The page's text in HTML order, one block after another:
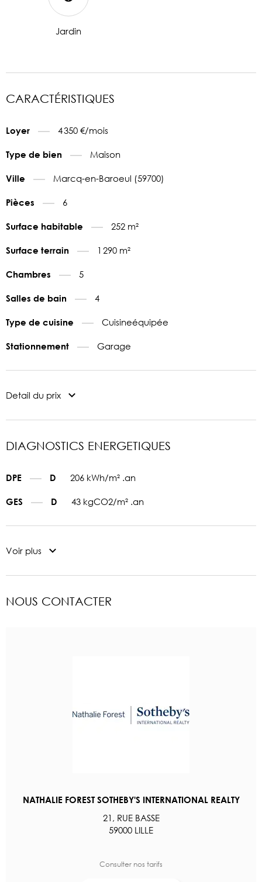
Jardin
CARACTÉRISTIQUES
Loyer 4 350 €/mois
Type de bien Maison
Ville Marcq-en-Baroeul (59700)
Pièces 6
Surface habitable 252 m²
Surface terrain 1 290 m²
Chambres 5
Salles de bain 4
Type de cuisine Cuisineéquipée
Stationnement Garage
Detail du prix
DIAGNOSTICS ENERGETIQUES
DPE D 206 kWh/m² .an
GES D 43 kgCO2/m² .an
Voir plus
NOUS CONTACTER
NATHALIE FOREST SOTHEBY'S INTERNATIONAL REALTY
21, RUE BASSE
59000 LILLE
Consulter nos tarifs